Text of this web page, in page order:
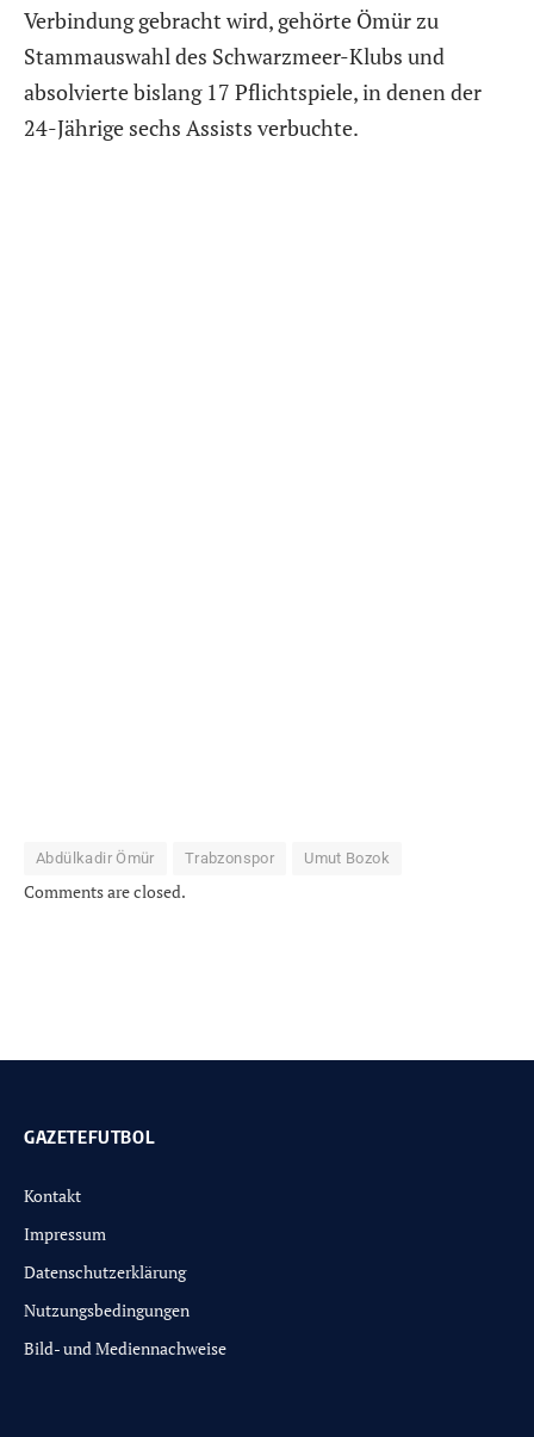
Verbindung gebracht wird, gehörte Ömür zu
Stammauswahl des Schwarzmeer-Klubs und
absolvierte bislang 17 Pflichtspiele, in denen der
24-Jährige sechs Assists verbuchte.
Abdülkadir Ömür Trabzonspor Umut Bozok
Comments are closed.
GAZETEFUTBOL
Kontakt
Impressum
Datenschutzerklärung
Nutzungsbedingungen
Bild- und Mediennachweise